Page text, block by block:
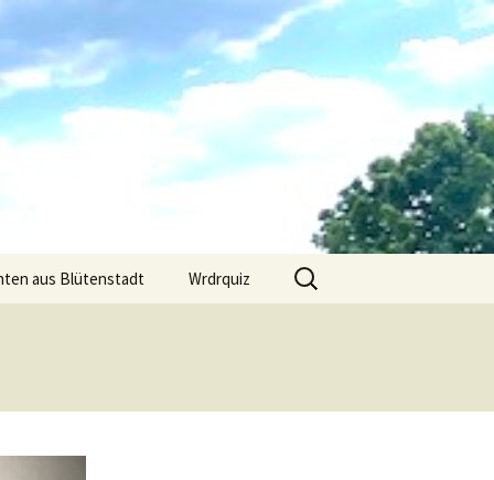
aus Blütenstadt Wrdrquiz
Suchen
nach: